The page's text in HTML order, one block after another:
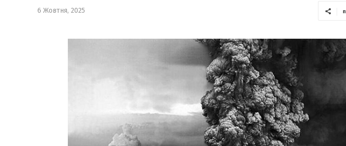
6 Жовтня, 2025